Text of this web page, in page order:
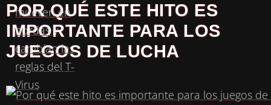
POR QUÉ ESTE HITO ES
IMPORTANTE PARA LOS
JUEGOS DE LUCHA